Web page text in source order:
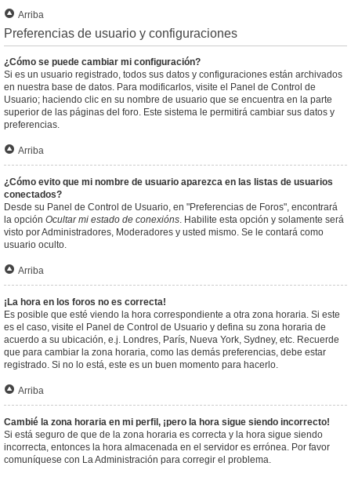
Arriba
Preferencias de usuario y configuraciones
¿Cómo se puede cambiar mi configuración?
Si es un usuario registrado, todos sus datos y configuraciones están archivados
en nuestra base de datos. Para modificarlos, visite el Panel de Control de
Usuario; haciendo clic en su nombre de usuario que se encuentra en la parte
superior de las páginas del foro. Este sistema le permitirá cambiar sus datos y
preferencias.
Arriba
¿Cómo evito que mi nombre de usuario aparezca en las listas de usuarios
conectados?
Desde su Panel de Control de Usuario, en "Preferencias de Foros", encontrará
la opción Ocultar mi estado de conexións. Habilite esta opción y solamente será
visto por Administradores, Moderadores y usted mismo. Se le contará como
usuario oculto.
Arriba
¡La hora en los foros no es correcta!
Es posible que esté viendo la hora correspondiente a otra zona horaria. Si este
es el caso, visite el Panel de Control de Usuario y defina su zona horaria de
acuerdo a su ubicación, e.j. Londres, París, Nueva York, Sydney, etc. Recuerde
que para cambiar la zona horaria, como las demás preferencias, debe estar
registrado. Si no lo está, este es un buen momento para hacerlo.
Arriba
Cambié la zona horaria en mi perfil, ¡pero la hora sigue siendo incorrecto!
Si está seguro de que de la zona horaria es correcta y la hora sigue siendo
incorrecta, entonces la hora almacenada en el servidor es errónea. Por favor
comuníquese con La Administración para corregir el problema.